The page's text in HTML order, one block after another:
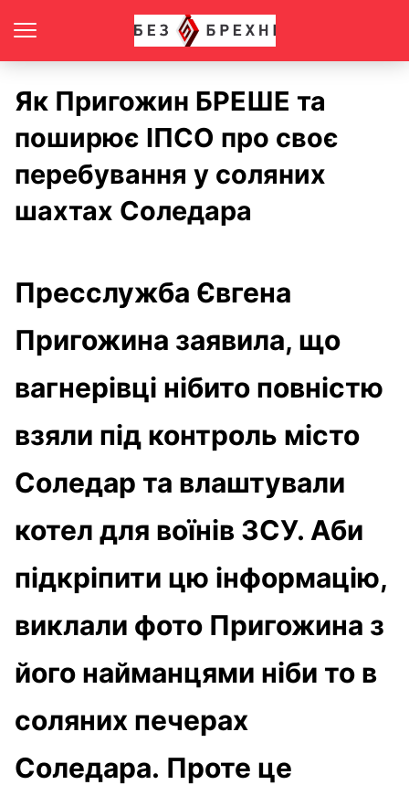
Як Пригожин БРЕШЕ та
поширює ІПСО про своє
перебування у соляних
шахтах Соледара
Пресслужба Євгена
Пригожина заявила, що
вагнерівці нібито повністю
взяли під контроль місто
Соледар та влаштували
котел для воїнів ЗСУ. Аби
підкріпити цю інформацію,
виклали фото Пригожина з
його найманцями ніби то в
соляних печерах
Соледара. Проте це